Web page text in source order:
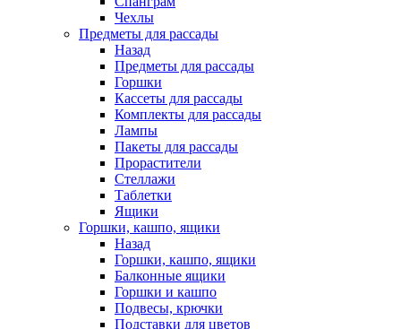
Чехлы
Предметы для рассады
Назад
Предметы для рассады
Горшки
Кассеты для рассады
Комплекты для рассады
Лампы
Пакеты для рассады
Прорастители
Стеллажи
Таблетки
Ящики
Горшки, кашпо, ящики
Назад
Горшки, кашпо, ящики
Балконные ящики
Горшки и кашпо
Подвесы, крючки
Подставки для цветов